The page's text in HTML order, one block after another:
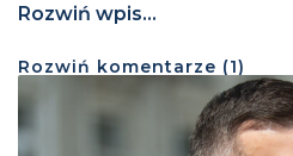
Rozwiń wpis...
Rozwiń komentarze (1)